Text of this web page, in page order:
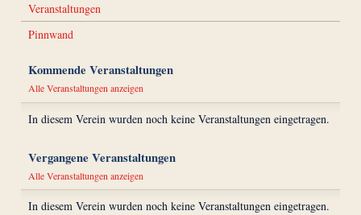
Veranstaltungen
Pinnwand
Kommende Veranstaltungen
Alle Veranstaltungen anzeigen
In diesem Verein wurden noch keine Veranstaltungen eingetragen.
Vergangene Veranstaltungen
Alle Veranstaltungen anzeigen
In diesem Verein wurden noch keine Veranstaltungen eingetragen.